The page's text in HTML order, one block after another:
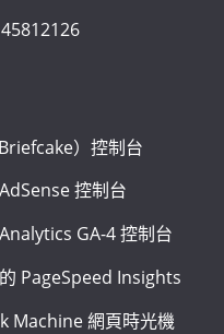
）控制台
控制台
GA-4 控制台
PageSpeed Insights
Machine 網頁時光機